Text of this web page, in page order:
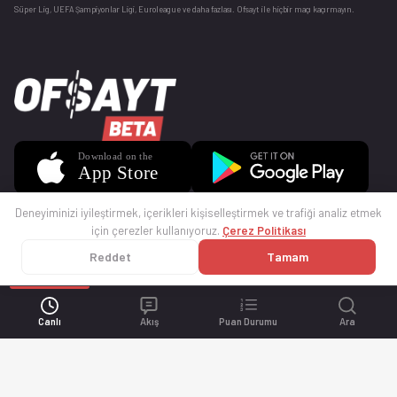
Canlı Akış Puan Durumu Ara
Süper Lig, UEFA Şampiyonlar Ligi, Euroleague ve daha fazlası. Ofsayt ile hiçbir maçı kaçırmayın.
© 2025 Ofsayt
Deneyiminizi iyileştirmek, içerikleri kişiselleştirmek ve trafiği analiz etmek
için çerezler kullanıyoruz. Çerez Politikası
Reddet Tamam